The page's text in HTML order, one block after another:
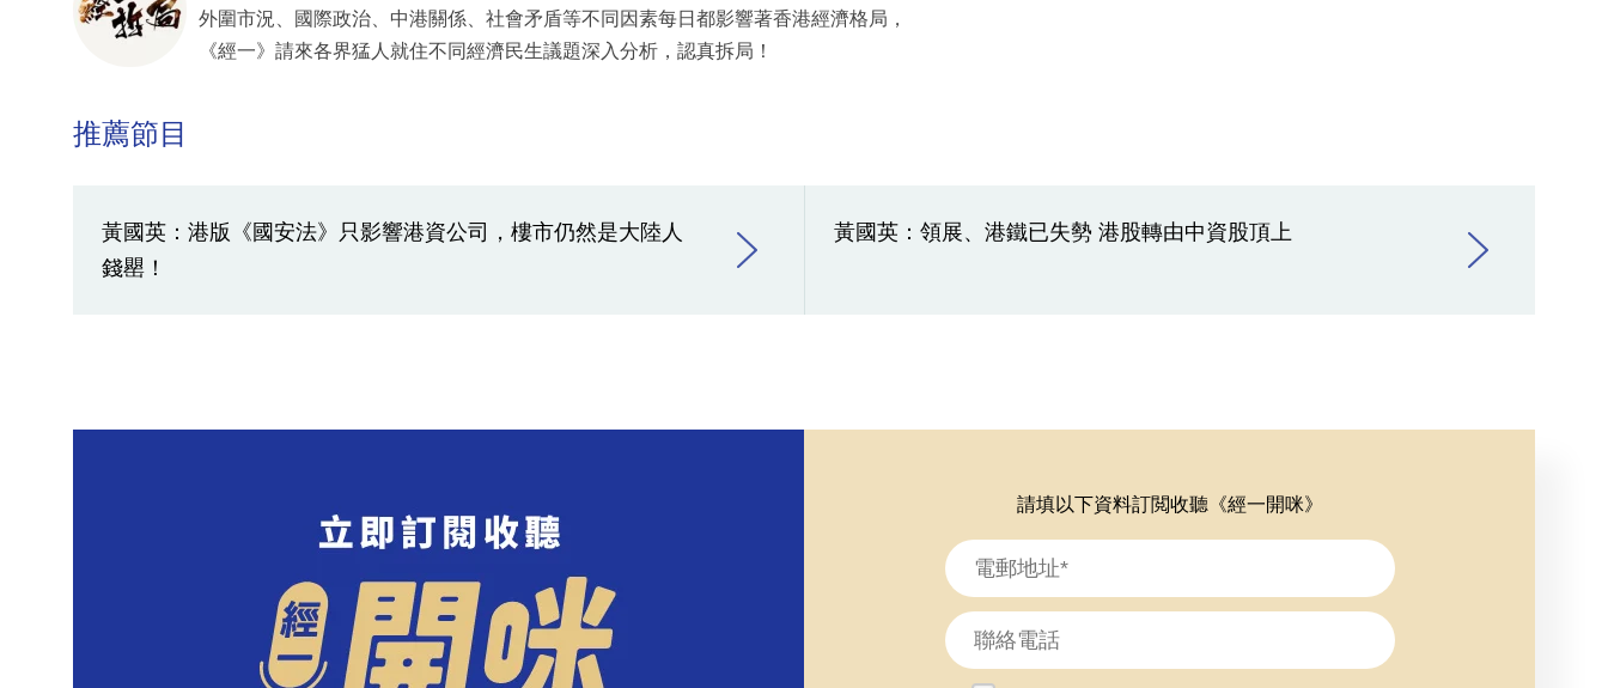
外圍市況、國際政治、中港關係、社會矛盾等不同因素每日都影響著香港經濟格局，
《經一》請來各界猛人就住不同經濟民生議題深入分析，認真拆局！
推薦節目
黃國英：港版《國安法》只影響港資公司，樓市仍然是大陸人
錢罌！
黃國英：領展、港鐵已失勢 港股轉由中資股頂上
請填以下資料訂閲收聽《經一開咪》